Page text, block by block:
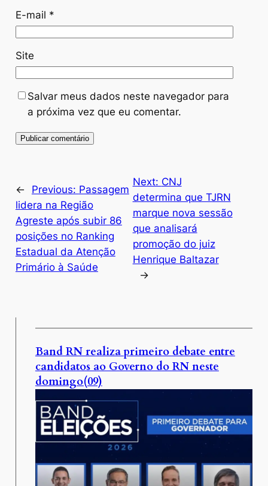
E-mail *
Site
Salvar meus dados neste navegador para
a próxima vez que eu comentar.
← Previous: Passagem
lidera na Região
Agreste após subir 86
posições no Ranking
Estadual da Atenção
Primário à Saúde
Next: CNJ
determina que TJRN
marque nova sessão
que analisará
promoção do juiz
Henrique Baltazar
→
Band RN realiza primeiro debate entre
candidatos ao Governo do RN neste
domingo(09)